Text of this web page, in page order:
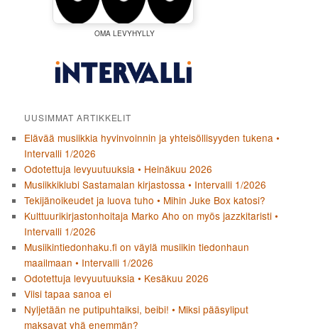
OMA LEVYHYLLY
UUSIMMAT ARTIKKELIT
Elävää musiikkia hyvinvoinnin ja yhteisöllisyyden tukena •
Intervalli 1/2026
Odotettuja levyuutuuksia • Heinäkuu 2026
Musiikkiklubi Sastamalan kirjastossa • Intervalli 1/2026
Tekijänoikeudet ja luova tuho • Mihin Juke Box katosi?
Kulttuurikirjastonhoitaja Marko Aho on myös jazzkitaristi •
Intervalli 1/2026
Musiikintiedonhaku.fi on väylä musiikin tiedonhaun
maailmaan • Intervalli 1/2026
Odotettuja levyuutuuksia • Kesäkuu 2026
Viisi tapaa sanoa ei
Nyljetään ne putipuhtaiksi, beibi! • Miksi pääsyliput
maksavat yhä enemmän?